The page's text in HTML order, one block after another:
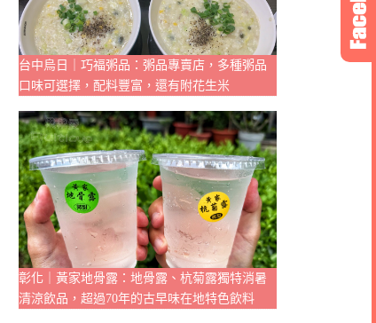
台中烏日｜巧福粥品：粥品專賣店，多種粥品
口味可選擇，配料豐富，還有附花生米
彰化｜黃家地骨露：地骨露、杭菊露獨特消暑
清涼飲品，超過70年的古早味在地特色飲料